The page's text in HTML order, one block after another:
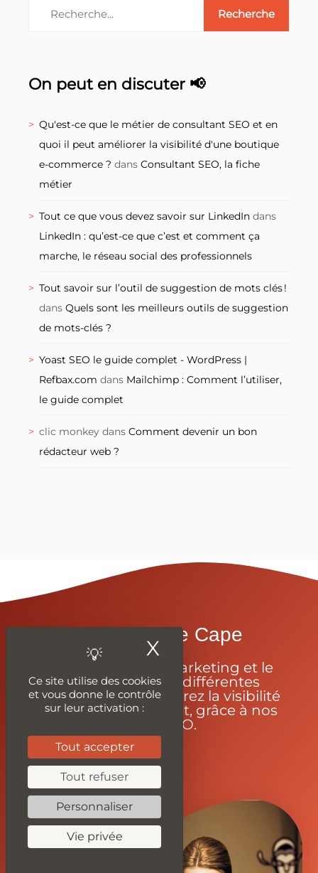
On peut en discuter 📢
Qu'est-ce que le métier de consultant SEO et en
quoi il peut améliorer la visibilité d'une boutique
e-commerce ? dans Consultant SEO, la fiche
métier
Tout ce que vous devez savoir sur LinkedIn dans
LinkedIn : qu’est-ce que c’est et comment ça
marche, le réseau social des professionnels
Tout savoir sur l’outil de suggestion de mots clés !
dans Quels sont les meilleurs outils de suggestion
de mots-clés ?
Yoast SEO le guide complet - WordPress |
Refbax.com dans Mailchimp : Comment l’utiliser,
le guide complet
clic monkey dans Comment devenir un bon
rédacteur web ?
Enfilez-Votre Cape
Apprenez le webmarketing et le
code grâce à nos différentes
ressources et améliorez la visibilité
de votre site internet, grâce à nos
outils SEO.
Ce site utilise des cookies
et vous donne le contrôle
sur leur activation :
Tout accepter
Tout refuser
Personnaliser
Vie privée
X Masquer le